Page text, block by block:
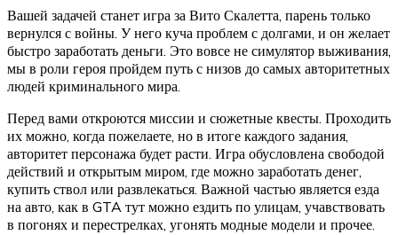
Вашей задачей станет игра за Вито Скалетта, парень только
вернулся с войны. У него куча проблем с долгами, и он желает
быстро заработать деньги. Это вовсе не симулятор выживания,
мы в роли героя пройдем путь с низов до самых авторитетных
людей криминального мира.
Перед вами откроются миссии и сюжетные квесты. Проходить
их можно, когда пожелаете, но в итоге каждого задания,
авторитет персонажа будет расти. Игра обусловлена свободой
действий и открытым миром, где можно заработать денег,
купить ствол или развлекаться. Важной частью является езда
на авто, как в GTA тут можно ездить по улицам, учавствовать
в погонях и перестрелках, угонять модные модели и прочее.